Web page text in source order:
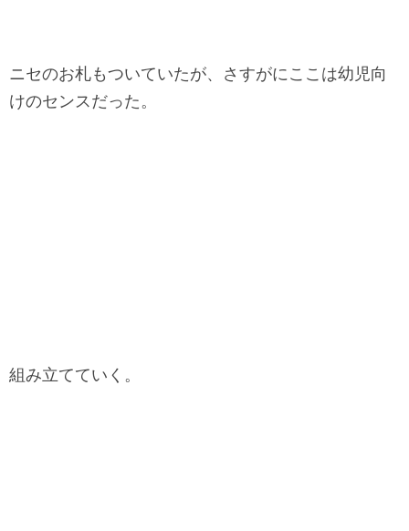
ニセのお札もついていたが、さすがにここは幼児向
けのセンスだった。
組み立てていく。